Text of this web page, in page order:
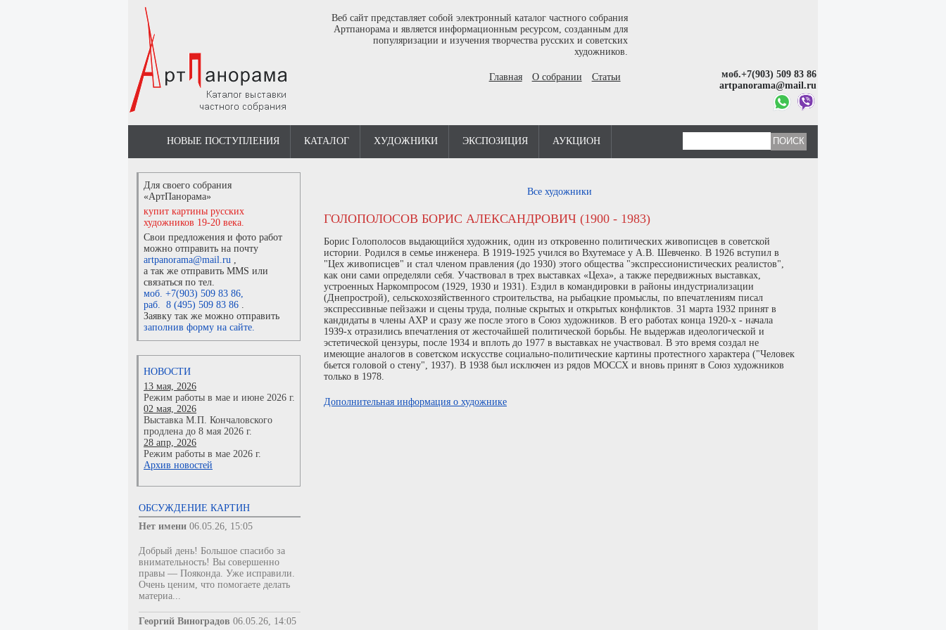
Веб сайт представляет собой электронный каталог частного собрания
Артпанорама и является информационным ресурсом, созданным для
популяризации и изучения творчества русских и советских
художников.
Главная О собрании Статьи
моб.+7(903) 509 83 86
artpanorama@mail.ru
НОВЫЕ ПОСТУПЛЕНИЯ КАТАЛОГ ХУДОЖНИКИ ЭКСПОЗИЦИЯ АУКЦИОН
Для своего собрания
«АртПанорама»
купит картины русских
художников 19-20 века.
Свои предложения и фото работ
можно отправить на почту
artpanorama@mail.ru ,
а так же отправить MMS или
связаться по тел.
моб. +7(903) 509 83 86,
раб. 8 (495) 509 83 86 .
Заявку так же можно отправить
заполнив форму на сайте.
НОВОСТИ
13 мая, 2026
Режим работы в мае и июне 2026 г.
02 мая, 2026
Выставка М.П. Кончаловского
продлена до 8 мая 2026 г.
28 апр, 2026
Режим работы в мае 2026 г.
Архив новостей
ОБСУЖДЕНИЕ КАРТИН
Нет имени 06.05.26, 15:05
Добрый день! Большое спасибо за
внимательность! Вы совершенно
правы — Пояконда. Уже исправили.
Очень ценим, что помогаете делать
материа...
Георгий Виноградов 06.05.26, 14:05
Все художники
ГОЛОПОЛОСОВ БОРИС АЛЕКСАНДРОВИЧ (1900 - 1983)
Борис Голополосов выдающийся художник, один из откровенно политических живописцев в советской
истории. Родился в семье инженера. В 1919-1925 учился во Вхутемасе у А.В. Шевченко. В 1926 вступил в
"Цех живописцев" и стал членом правления (до 1930) этого общества "экспрессионистических реалистов",
как они сами определяли себя. Участвовал в трех выставках «Цеха», а также передвижных выставках,
устроенных Наркомпросом (1929, 1930 и 19З1). Ездил в командировки в районы индустриализации
(Днепрострой), сельскохозяйственного строительства, на рыбацкие промыслы, по впечатлениям писал
экспрессивные пейзажи и сцены труда, полные скрытых и открытых конфликтов. 31 марта 1932 принят в
кандидаты в члены АХР и сразу же после этого в Союз художников. В его работах конца 1920-х - начала
19З9-х отразились впечатления от жесточайшей политической борьбы. Не выдержав идеологической и
эстетической цензуры, после 1934 и вплоть до 1977 в выставках не участвовал. В это время создал не
имеющие аналогов в советском искусстве социально-политические картины протестного характера ("Человек
бьется головой о стену", 1937). В 1938 был исключен из рядов МОССХ и вновь принят в Союз художников
только в 1978.
Дополнительная информация о художнике